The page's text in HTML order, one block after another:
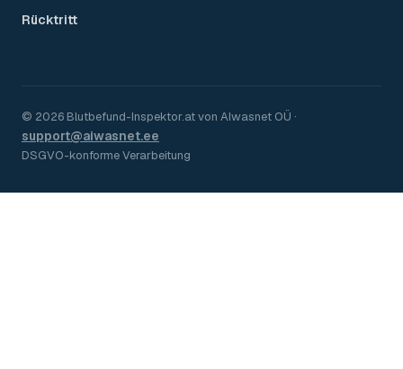
Rücktritt
© 2026 Blutbefund-Inspektor.atvon AIwasnet OÜ ·
support@aiwasnet.ee
DSGVO-konforme Verarbeitung